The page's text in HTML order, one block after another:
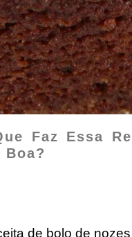
Faz Essa
Boa?
de bolo de